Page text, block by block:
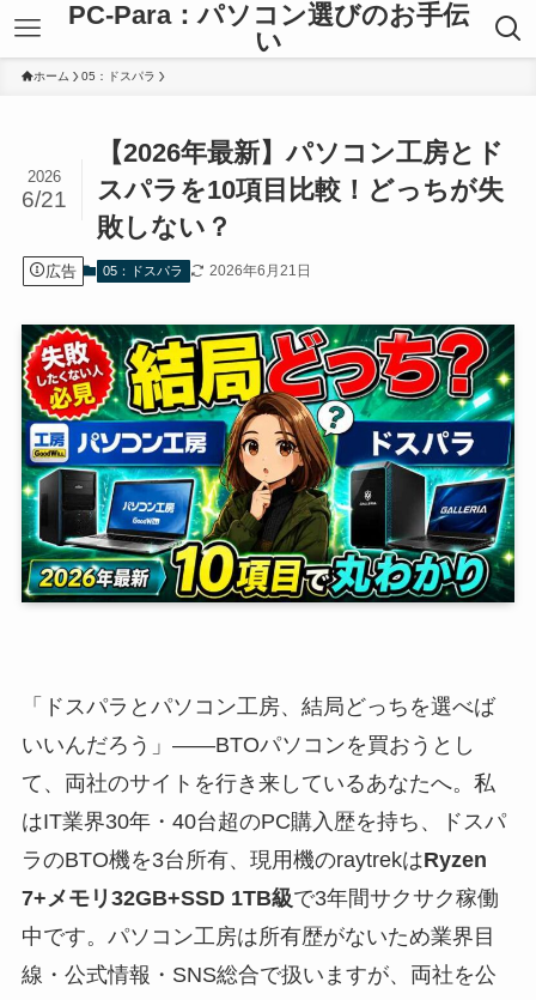
PC-Para：パソコン選びのお手伝
い
ホーム 05：ドスパラ
【2026年最新】パソコン工房とド
スパラを10項目比較！どっちが失
敗しない？
2026
6/21
広告 05：ドスパラ 2026年6月21日
「ドスパラとパソコン工房、結局どっちを選べば
いいんだろう」——BTOパソコンを買おうとし
て、両社のサイトを行き来しているあなたへ。私
はIT業界30年・40台超のPC購入歴を持ち、ドスパ
ラのBTO機を3台所有、現用機のraytrekはRyzen
7+メモリ32GB+SSD 1TB級で3年間サクサク稼働
中です。パソコン工房は所有歴がないため業界目
線・公式情報・SNS総合で扱いますが、両社を公